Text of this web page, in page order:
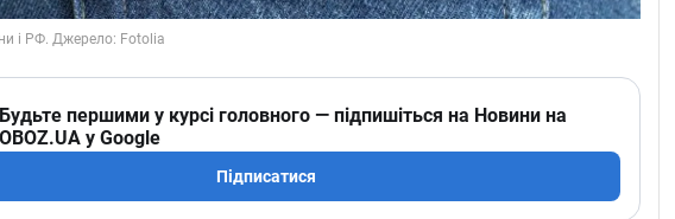
Будьте першими у курсі головного — підпишіться на Новини на
OBOZ.UA у Google
Підписатися